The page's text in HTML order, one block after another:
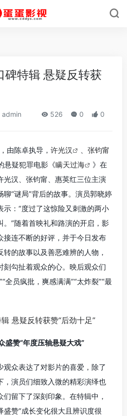
碑特辑 悬疑反转获
admin 526 0 0
由陈卓执导， 许光汉 、 张钧甯
悬疑犯罪电影《瞒天过海
》在
光汉、张钧甯、惠英红三位主演
“谜局”背后的故事。演员郭晓婷
示：“度过了这惊险又刺激的两小
。”随着首映礼和路演的开启，影
接连不断的好评，并于今日发布
的故事以及善恶难辨的人物，
刻勾扯着观众的心。映后观众们
全员疯批，爽感满满”“太炸裂”“最
盛赞“年度压轴悬疑大戏”
观众表达了对影片的喜爱，除了
，演员们细致入微的精彩演绎也
留下了深刻印象。在特辑中，
赞“成长变化很大且辨识度很